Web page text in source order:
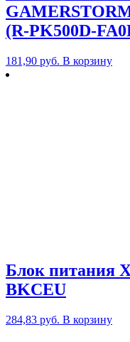
(R-PK500D-
181,90 руб. В корзину
Блок питания
BKCEU
284,83 руб. В корзину